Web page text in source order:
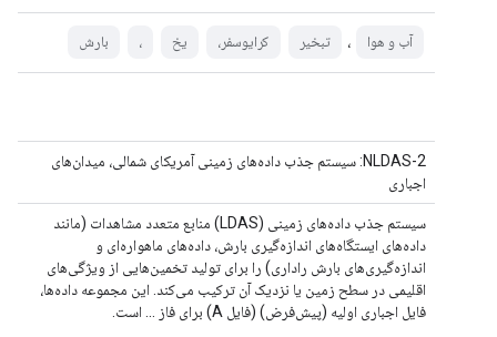
آب و هوا ، تبخیر کرایوسفر، یخ ، بارش
NLDAS-2: سیستم جذب داده‌های زمینی آمریکای شمالی، میدان‌های
اجباری
سیستم جذب داده‌های زمینی (LDAS) منابع متعدد مشاهدات (مانند
داده‌های ایستگاه‌های اندازه‌گیری بارش، داده‌های ماهواره‌ای و
اندازه‌گیری‌های بارش راداری) را برای تولید تخمین‌هایی از ویژگی‌های
اقلیمی در سطح زمین یا نزدیک آن ترکیب می‌کند. این مجموعه داده‌ها،
فایل اجباری اولیه (پیش‌فرض) (فایل A) برای فاز ... است.